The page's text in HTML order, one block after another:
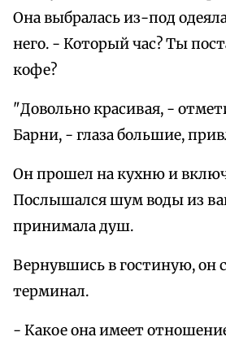
Она выбралась из-под
него. - Который час? Ты
кофе?
"Довольно красивая, -
Барни, - глаза большие,
Он прошел на кухню и
Послышался шум воды из
принимала душ.
Вернувшись в гостиную, он
терминал.
- Какое она имеет